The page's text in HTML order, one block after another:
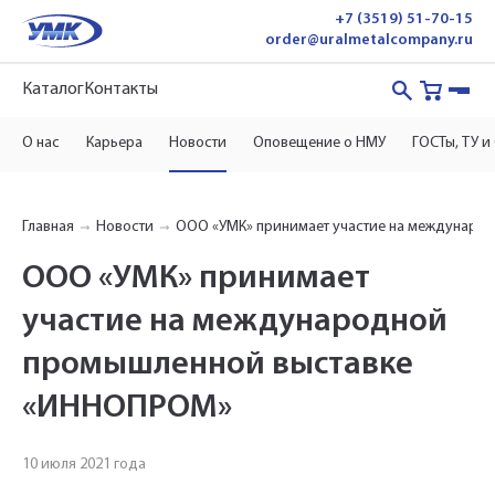
+7 (3519) 51-70-15
order@uralmetalcompany.ru
КаталогКонтакты
О нас Карьера Новости Оповещение о НМУ ГОСТы, ТУ и
Главная Новости ООО «УМК» принимает участие на
ООО «УМК» принимает
участие на международной
промышленной выставке
«ИННОПРОМ»
10 июля 2021 годадля связи, и наш менеджер поможет